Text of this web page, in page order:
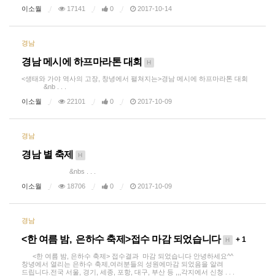
이소월
17141 0 2017-10-14
경남
경남 메시에 하프마라톤 대회 H
<생태와 가야 역사의 고장, 창녕에서 펼쳐지는>경남 메시에 하프마라톤 대회
&nb . . .
이소월
22101 0 2017-10-09
경남
경남 별 축제 H
&nbs . . .
이소월
18706 0 2017-10-09
경남
<한 여름 밤, 은하수 축제>접수 마감 되었습니다 H + 1
<한 여름 밤, 은하수 축제> 접수결과 마감 되었습니다 안녕하세요^^
창녕에서 열리는 은하수 축제,여러분들의 성원에마감 되었음을 알려
드립니다.전국 서울, 경기, 세종, 포항, 대구, 부산 등 ,,,각지에서 신청 . . .